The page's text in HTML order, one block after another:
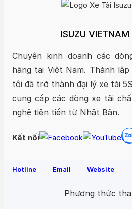
ISUZU VIETNAM
Chuyên kinh doanh các
hãng tại Việt Nam. Thành
tôi đã trở thành đại lý xe tải
cung cấp các dòng xe tải
nghệ tiên tiến từ Nhật Bản.
Kết nối
Hotline Email Website
Phương thức